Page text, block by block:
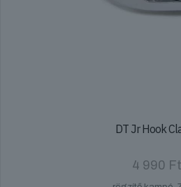
DT Jr Hook
4 990 Ft